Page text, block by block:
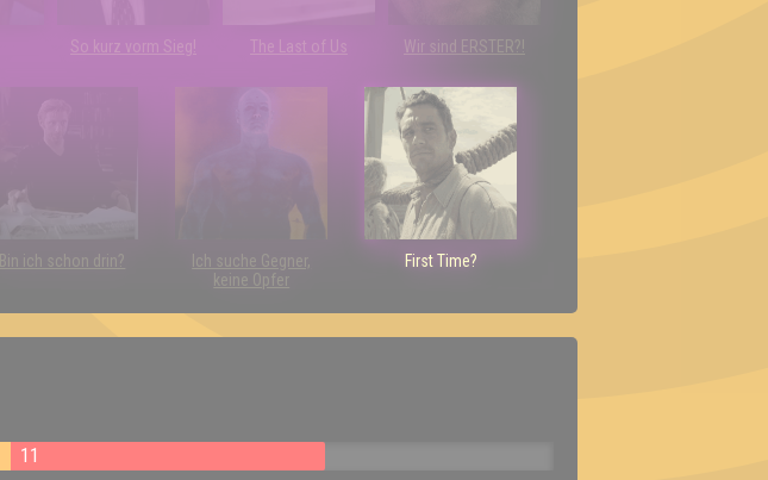
So kurz vorm Sieg! The Last of Us Wir sind ERSTER?!
Bin ich schon drin?
Ich suche Gegner,
keine Opfer
First Time?
11